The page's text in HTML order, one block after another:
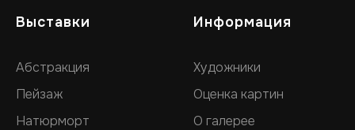
Выставки
Абстракция
Пейзаж
Натюрморт
Информация
Художники
Оценка картин
О галерее